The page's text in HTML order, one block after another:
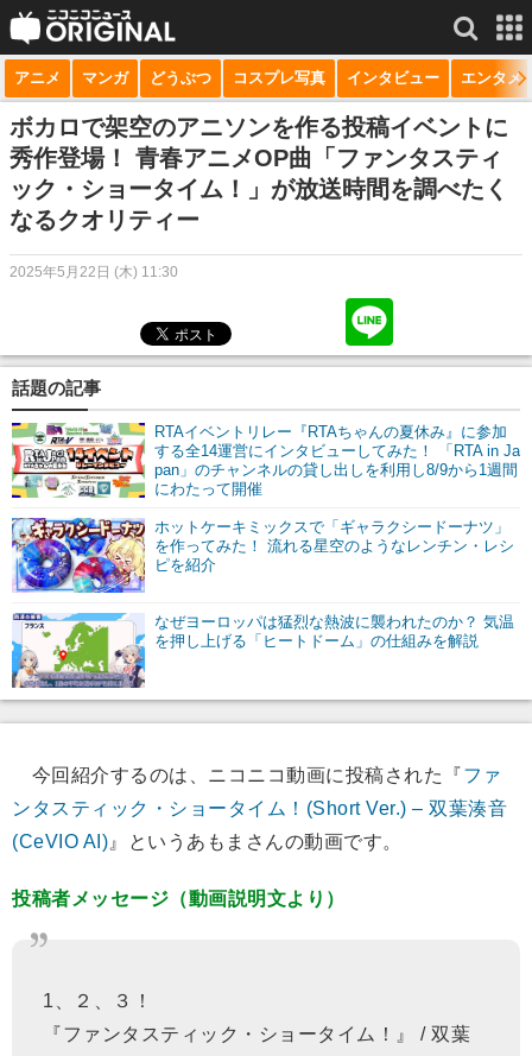
サービス一覧 もっと見る
niconico
動画
生放送
ニュース
マンガ
ニコニコQ
アニメ マンガ どうぶつ コスプレ写真 インタビュー エンタメ
ボカロで架空のアニソンを作る投稿イベントに
秀作登場！ 青春アニメOP曲「ファンタスティ
ック・ショータイム！」が放送時間を調べたく
なるクオリティー
2025年5月22日 (木) 11:30
話題の記事
RTAイベントリレー『RTAちゃんの夏休み』に参加
する全14運営にインタビューしてみた！ 「RTA in Ja
pan」のチャンネルの貸し出しを利用し8/9から1週間
にわたって開催
ホットケーキミックスで「ギャラクシードーナツ」
を作ってみた！ 流れる星空のようなレンチン・レシ
ピを紹介
なぜヨーロッパは猛烈な熱波に襲われたのか？ 気温
を押し上げる「ヒートドーム」の仕組みを解説
今回紹介するのは、ニコニコ動画に投稿された『ファ
ンタスティック・ショータイム！(Short Ver.) – 双葉湊音
(CeVIO AI) 』というあもまさんの動画です。
投稿者メッセージ（動画説明文より）
1、２、３！
『ファンタスティック・ショータイム！』 / 双葉